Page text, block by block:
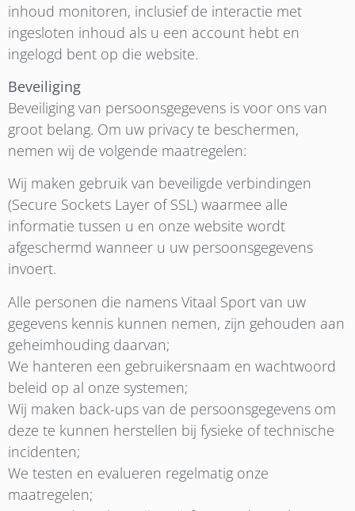
inhoud monitoren, inclusief de interactie met
ingesloten inhoud als u een account hebt en
ingelogd bent op die website.
Beveiliging
Beveiliging van persoonsgegevens is voor ons van
groot belang. Om uw privacy te beschermen,
nemen wij de volgende maatregelen:
Wij maken gebruik van beveiligde verbindingen
(Secure Sockets Layer of SSL) waarmee alle
informatie tussen u en onze website wordt
afgeschermd wanneer u uw persoonsgegevens
invoert.
Alle personen die namens Vitaal Sport van uw
gegevens kennis kunnen nemen, zijn gehouden aan
geheimhouding daarvan;
We hanteren een gebruikersnaam en wachtwoord
beleid op al onze systemen;
Wij maken back-ups van de persoonsgegevens om
deze te kunnen herstellen bij fysieke of technische
incidenten;
We testen en evalueren regelmatig onze
maatregelen;